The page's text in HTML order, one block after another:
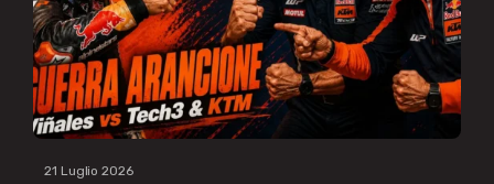
21 Luglio 2026